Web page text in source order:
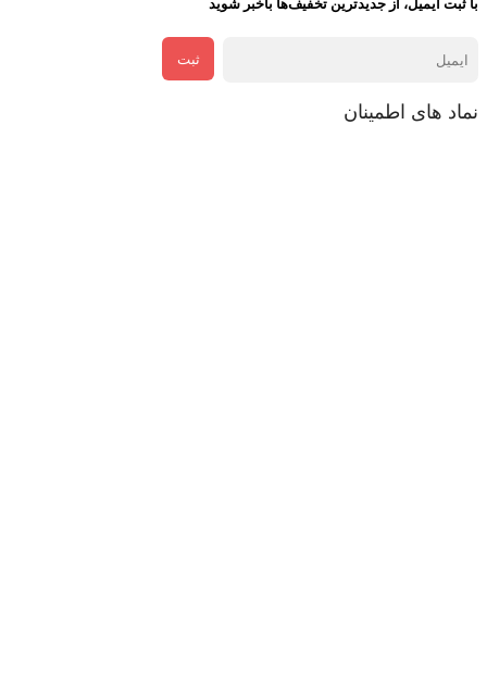
با ثبت ایمیل، از جدید‌ترین تخفیف‌ها با‌خبر شوید
ثبت
نماد های اطمینان